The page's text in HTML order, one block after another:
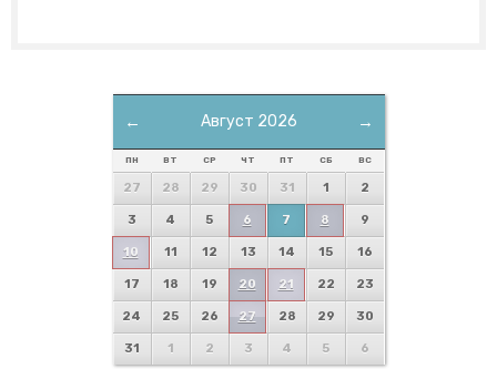
← →
Август 2026
ПН ВТ СР ЧТ ПТ СБ ВС
27 28 29 30 31 1 2
3 4 5 6 7 8 9
10 11 12 13 14 15 16
17 18 19 20 21 22 23
24 25 26 27 28 29 30
31 1 2 3 4 5 6